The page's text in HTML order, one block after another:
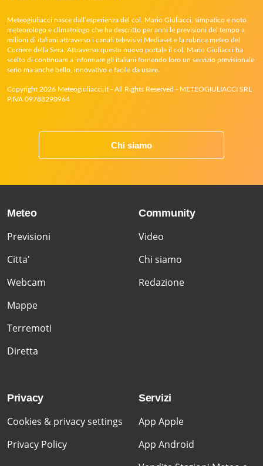
Meteogiuliacci nasce dall’esperienza del col. Mario Giuliacci, simpatico e noto
meteorologo e climatologo che ha descritto per anni le previsioni del tempo a
milioni di italiani attraverso i canali televisivi Mediaset e la rubrica meteo del
Corriere della Sera. Attraverso questo nuovo portale il col. Mario Giuliacci ha
scelto di continuare a informare gli italiani fornendo loro un servizio previsionale
serio ma anche bello, innovativo e facile da usare.
Copyright 2026 Meteogiuliacci.it - All Rights Reserved - METEOGIULIACCI SRL
P.IVA 09788290964
Chi siamo
Meteo
Previsioni
Citta'
Webcam
Mappe
Terremoti
Diretta
Community
Video
Chi siamo
Redazione
Privacy
Cookies & privacy settings
Privacy Policy
Servizi
App Apple
App Android